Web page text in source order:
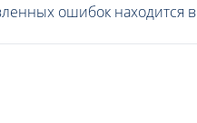
ошибок находится в